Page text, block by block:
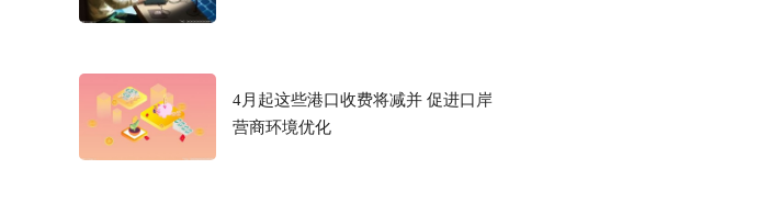
4月起这些港口收费将减并 促进口岸
营商环境优化